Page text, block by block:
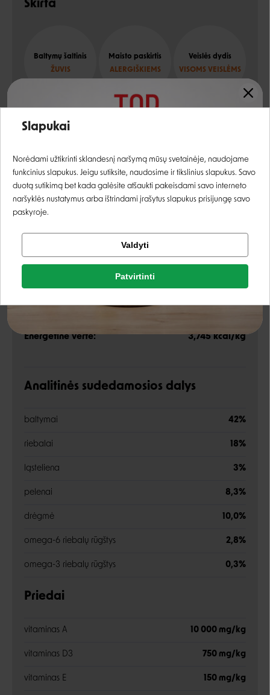
Rašyti atsiliepimą
Skirta
Baltymų šaltinis
ŽUVIS
Maisto paskirtis
ALERGIŠKIEMS
Veislės dydis
VISOMS VEISLĖMS
vištienos miltai, žirniai, saldžiosios bulvės, vištienos
riebalai, žirnių proteinas, bulvių baltymas
kepta elniena
šaknis, pomidorai, mėlynės, avietės, jukos (yucca
schidigera) ekstraktas
Energetinė vertė: 3,745 kcal/kg
Analitinės sudedamosios dalys
baltymai 42%
riebalai 18%
ląsteliena 3%
pelenai 8,3%
drėgmė 10,0%
omega-6 riebalų rūgštys 2,8%
omega-3 riebalų rūgštys 0,3%
Priedai
vitaminas A 10 000 mg/kg
vitaminas D3 750 mg/kg
vitaminas E 150 mg/kg
Rašyti atsiliepimą
Registruotis
Facebook
Slapukai
Norėdami užtikrinti sklandesnį naršymą mūsų svetainėje, naudojame
funkcinius slapukus. Jeigu sutiksite, naudosime ir tikslinius slapukus. Savo
duotą sutikimą bet kada galėsite atšaukti pakeisdami savo interneto
naršyklės nustatymus arba ištrindami įrašytus slapukus prisijungę savo
paskyroje.
Valdyti
Patvirtinti